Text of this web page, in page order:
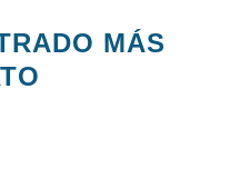
MÁS